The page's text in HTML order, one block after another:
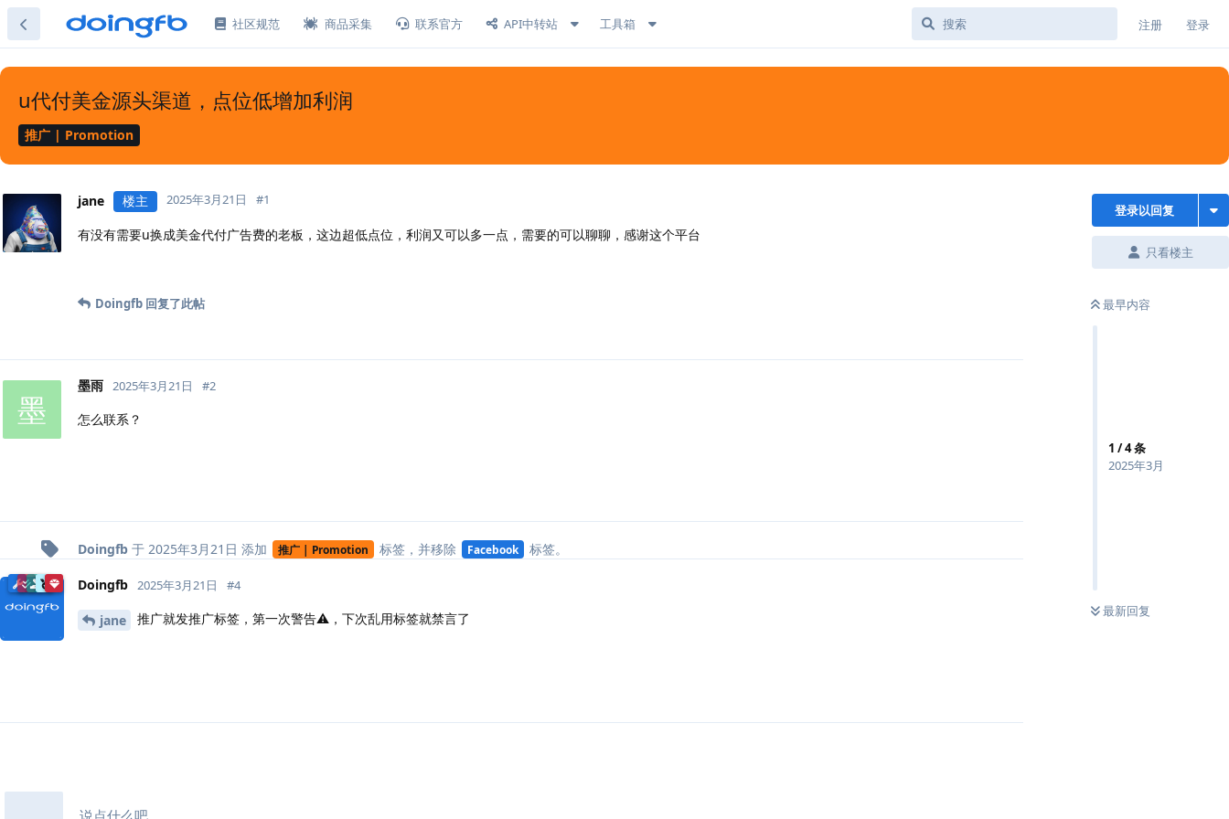
社区规范 商品采集 联系官方 API中转站 工具箱 注册 登录
推广 | Promotion
u代付美金源头渠道，点位低增加利润
登录以回复
只看楼主
最早内容
1 /4条
2025年3月
最新回复
jane 楼主 2025年3月21日 #1
有没有需要u换成美金代付广告费的老板，这边超低点位，利润又可以多一点，需要的可以聊聊，感谢这个平台
Doingfb 回复了此帖
墨
墨雨 2025年3月21日 #2
怎么联系？
Doingfb 于 2025年3月21日 添加 推广 | Promotion 标签，并移除 Facebook 标签。
Doingfb 2025年3月21日 #4
jane 推广就发推广标签，第一次警告⚠️，下次乱用标签就禁言了
说点什么吧...